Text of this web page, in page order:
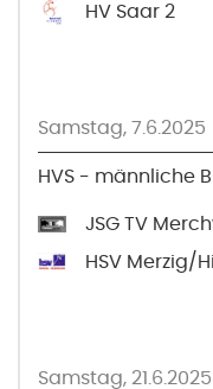
HV Saar 2
Samstag, 7.6.2025
HVS - männliche
HSV Merzig/
Samstag, 21.6.2025